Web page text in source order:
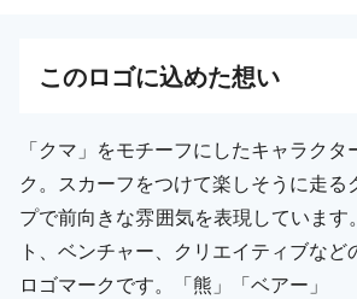
このロゴに込めた想い
「クマ」をモチーフにしたキャラク
ク。スカーフをつけて楽しそうに走る
プで前向きな雰囲気を表現していま
ト、ベンチャー、クリエイティブな
ロゴマークです。「熊」「ベアー」